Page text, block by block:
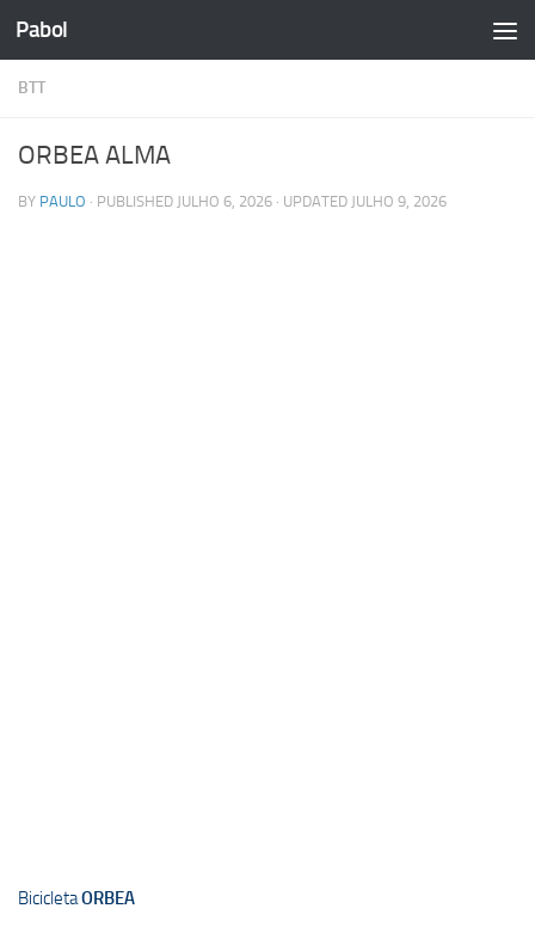
Skip to content
Pabol
BTT
ORBEA ALMA
BY PAULO · PUBLISHED JULHO 6, 2026 · UPDATED JULHO 9, 2026
BicicletaORBEA